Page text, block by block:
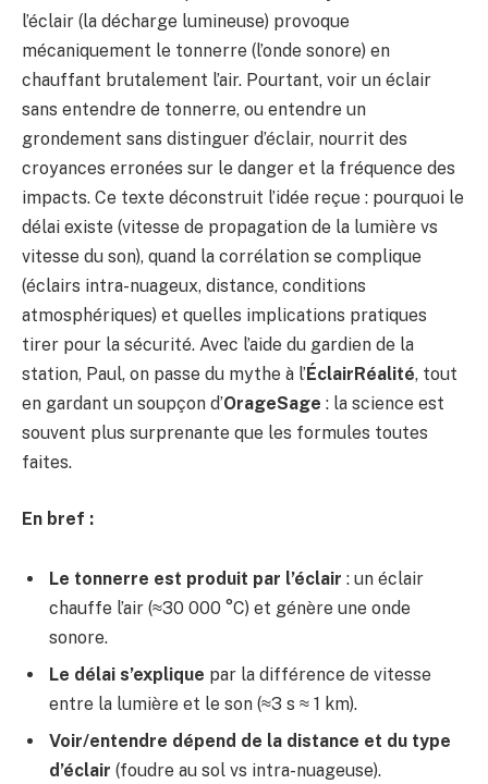
l’éclair (la décharge lumineuse) provoque
mécaniquement le tonnerre (l’onde sonore) en
chauffant brutalement l’air. Pourtant, voir un éclair
sans entendre de tonnerre, ou entendre un
grondement sans distinguer d’éclair, nourrit des
croyances erronées sur le danger et la fréquence des
impacts. Ce texte déconstruit l’idée reçue : pourquoi le
délai existe (vitesse de propagation de la lumière vs
vitesse du son), quand la corrélation se complique
(éclairs intra-nuageux, distance, conditions
atmosphériques) et quelles implications pratiques
tirer pour la sécurité. Avec l’aide du gardien de la
station, Paul, on passe du mythe à l’ÉclairRéalité, tout
en gardant un soupçon d’OrageSage : la science est
souvent plus surprenante que les formules toutes
faites.
En bref :
Le tonnerre est produit par l’éclair : un éclair
chauffe l’air (≈30 000 °C) et génère une onde
sonore.
Le délai s’explique par la différence de vitesse
entre la lumière et le son (≈3 s ≈ 1 km).
Voir/entendre dépend de la distance et du type
d’éclair (foudre au sol vs intra-nuageuse).